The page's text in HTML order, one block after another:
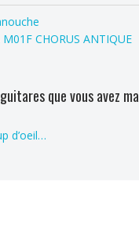
CHORUS ANTIQUE
que vous avez
d’oeil…